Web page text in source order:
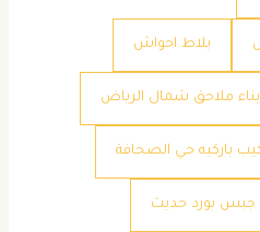
بلاط احواش
بناء ملاحق شمال الرياض
باركيه حي الصحافة
جبس بورد حديث